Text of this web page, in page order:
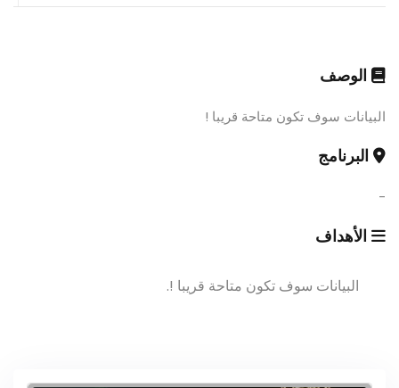
الوصف
البيانات سوف تكون متاحة قريبا !
البرنامج
-
الأهداف
البيانات سوف تكون متاحة قريبا !.